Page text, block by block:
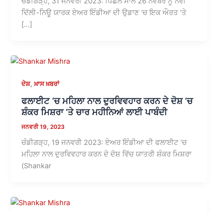
ਦਿੱਲੀ-ਨਿਊ ਯਾਰਕ ਏਅਰ ਇੰਡੀਆ ਦੀ ਉਡਾਣ ‘ਚ ਇਕ ਔਰਤ ‘ਤੇ
[…]
ਦੇਸ਼,ਖ਼ਾਸ ਖ਼ਬਰਾਂ
ਫਲਾਈਟ ‘ਚ ਮਹਿਲਾ ਨਾਲ ਦੁਰਵਿਵਹਾਰ ਕਰਨ ਦੇ ਦੋਸ਼ ‘ਚ
ਸ਼ੰਕਰ ਮਿਸ਼ਰਾ ‘ਤੇ ਚਾਰ ਮਹੀਨਿਆਂ ਲਾਈ ਪਾਬੰਦੀ
ਜਨਵਰੀ 19, 2023
ਚੰਡੀਗੜ੍ਹ, 19 ਜਨਵਰੀ 2023: ਏਅਰ ਇੰਡੀਆ ਦੀ ਫਲਾਈਟ ‘ਚ
ਮਹਿਲਾ ਨਾਲ ਦੁਰਵਿਵਹਾਰ ਕਰਨ ਦੇ ਦੋਸ਼ ਵਿੱਚ ਯਾਤਰੀ ਸ਼ੰਕਰ ਮਿਸ਼ਰਾ
(Shankar